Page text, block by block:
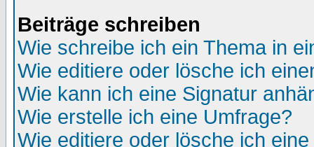
Beiträge schreiben
Wie schreibe ich ein Thema in
Wie editiere oder lösche ich
Wie kann ich eine Signatur
Wie erstelle ich eine Umfrage?
Wie editiere oder lösche ich